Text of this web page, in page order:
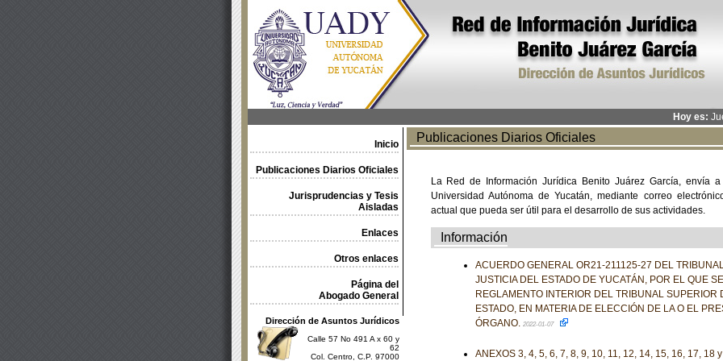
Hoy es:
Inicio
Publicaciones Diarios Oficiales
Jurisprudencias y Tesis
Aisladas
Enlaces
Otros enlaces
Página del
Abogado General
Dirección de Asuntos Jurídicos
Calle 57 No 491 A x 60 y
62
Col. Centro, C.P. 97000
Publicaciones Diarios Oficiales
La Red de Información Jurídica Benito Juárez García, envía
Universidad Autónoma de Yucatán, mediante correo
actual que pueda ser útil para el desarrollo de sus actividades.
Información
ACUERDO GENERAL OR21-211125-27 DEL
JUSTICIA DEL ESTADO DE YUCATÁN, POR EL QUE
REGLAMENTO INTERIOR DEL TRIBUNAL SUPERIOR
ESTADO, EN MATERIA DE ELECCIÓN DE LA O EL
ÓRGANO. 2022-01-07
ANEXOS 3, 4, 5, 6, 7, 8, 9, 10, 11, 12, 14, 15, 16, 17, 18